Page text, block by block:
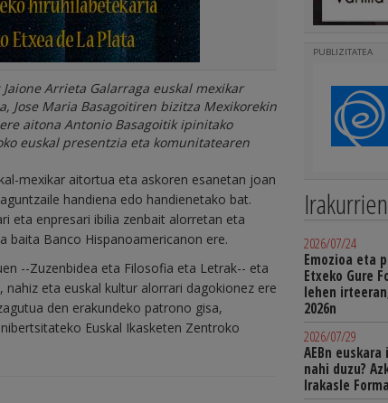
Arrieta Galarraga euskal mexikar
Jose Maria Basagoitiren bizitza Mexikorekin
aitona Antonio Basagoitik ipinitako
euskal presentzia eta komunitatearen
mexikar aitortua eta askoren esanetan joan
handiena edo handienetako bat.
eta enpresari ibilia zenbait alorretan eta
baita Banco Hispanoamericanon ere.
--Zuzenbidea eta Filosofia eta Letrak-- eta
eta euskal kultur alorrari dagokionez ere
den erakundeko patrono gisa,
Euskal Ikasketen Zentroko
PUBLIZITATEA
2026/07/24
Emozioa eta
Etxeko Gure
lehen
2026n
2026/07/29
AEBn
nahi duzu?
Irakasle